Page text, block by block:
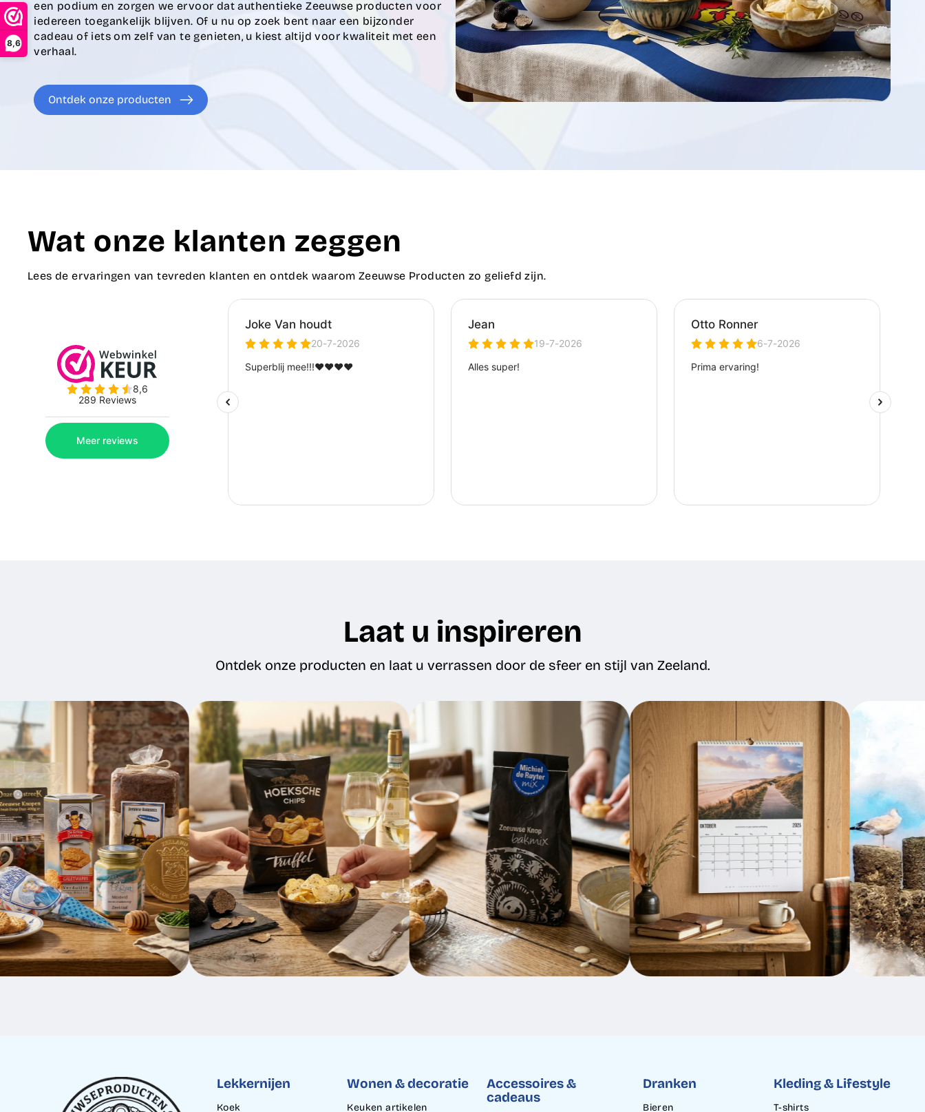
8,6
een podium en zorgen we ervoor dat authentieke Zeeuwse producten voor
iedereen toegankelijk blijven. Of u nu op zoek bent naar een bijzonder
cadeau of iets om zelf van te genieten, u kiest altijd voor kwaliteit met een
verhaal.
Ontdek onze producten
Wat onze klanten zeggen
Lees de ervaringen van tevreden klanten en ontdek waarom Zeeuwse Producten zo geliefd zijn.
Laat u inspireren
Ontdek onze producten en laat u verrassen door de sfeer en stijl van Zeeland.
Lekkernijen
Koek
Wonen & decoratie
Keuken artikelen
Accessoires &
cadeaus
Dranken
Bieren
Kleding & Lifestyle
T-shirts